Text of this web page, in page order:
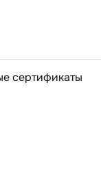
сертификаты